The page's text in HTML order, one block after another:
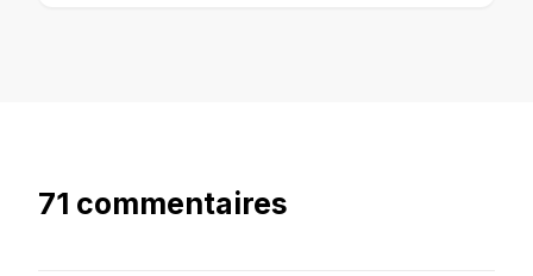
71 commentaires